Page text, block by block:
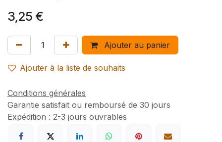
3,25 €
Ajouter au panier
Ajouter à la liste de souhaits
Conditions générales
Garantie satisfait ou remboursé de 30 jours
Expédition : 2-3 jours ouvrables